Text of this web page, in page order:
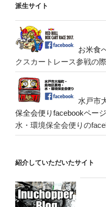
派生サイト
お米食
クスカートレース参戦の
水戸市
保全会便りfacebookページ
水・環境保全会便りの
紹介していただいたサイト